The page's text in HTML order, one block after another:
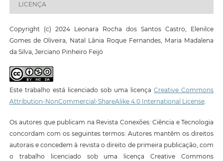
LICENÇA
Copyright (c) 2024 Leonara Rocha dos Santos Castro, Elenilce
Gomes de Oliveira, Natal Lânia Roque Fernandes, Maria Madalena
da Silva, Jerciano Pinheiro Feijó
Este trabalho está licenciado sob uma licençaCreative Commons
Attribution-NonCommercial-ShareAlike 4.0 International License.
Os autores que publicam na Revista Conexões: Ciência e Tecnologia
concordam com os seguintes termos: Autores mantêm os direitos
autorais e concedem à revista o direito de primeira publicação, com
o trabalho licenciado sob uma licença Creative Commons